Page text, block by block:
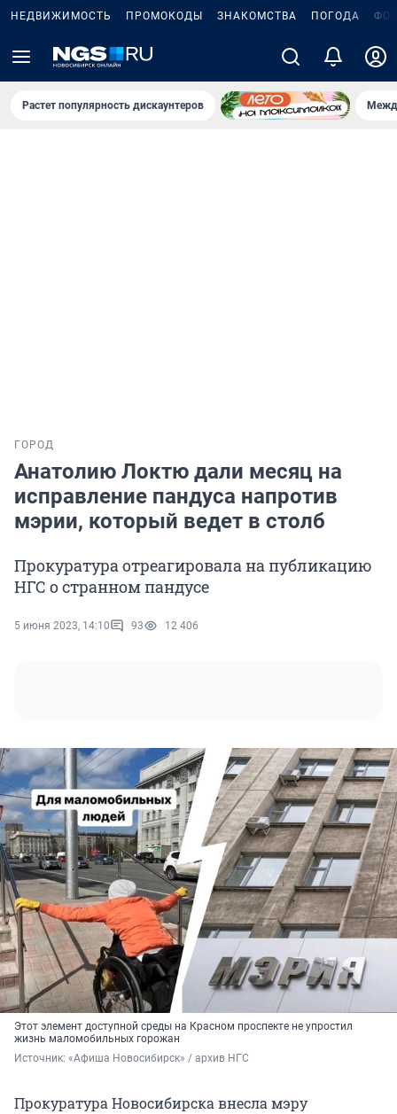
НЕДВИЖИМОСТЬ ПРОМОКОДЫ ЗНАКОМСТВА ПОГОДА
Растет популярность дискаунтеров
ГОРОД
Анатолию Локтю дали месяц на
исправление пандуса напротив
мэрии, который ведет в столб
Прокуратура отреагировала на публикацию
НГС о странном пандусе
5 июня 2023, 14:10 93 12 406
Этот элемент доступной среды на Красном проспекте не упростил
жизнь маломобильных горожан
Источник: «Афиша Новосибирск» / архив НГС
Прокуратура Новосибирска внесла мэру